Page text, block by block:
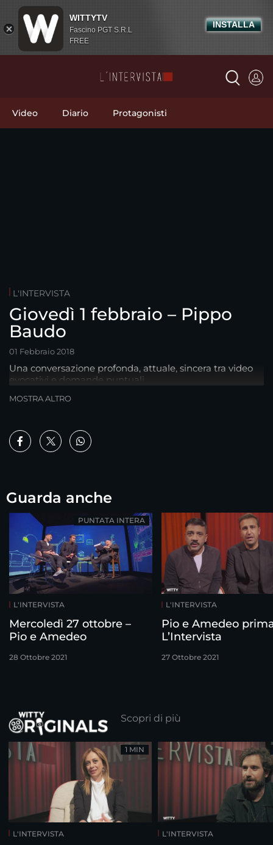
Video Diario Protagonisti
L'INTERVISTA
Giovedì 1 febbraio – Pippo
Baudo
01 Febbraio 2018
Una conversazione profonda, attuale, sincera tra video
evocativi e domande puntuali
MOSTRA ALTRO
Guarda anche
L'INTERVISTA
Mercoledì 27 ottobre –
Pio e Amedeo
28 Ottobre 2021
PUNTATA INTERA
L'INTERVISTA
Pio e Amedeo
L’Intervista
27 Ottobre 2021
Scopri di più
L'INTERVISTA
1 MIN
L'INTERVISTA
WITTYTV
Fascino PGT S.R.L
FREE
INSTALLA